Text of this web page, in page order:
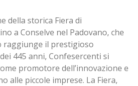
della storica Fiera di
a Conselve nel Padovano, che
raggiunge il prestigioso
445 anni, Confesercenti si
promotore dell’innovazione e
alle piccole imprese. La Fiera,